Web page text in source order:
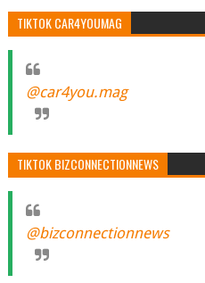
TIKTOK CAR4YOUMAG
@car4you.mag
TIKTOK BIZCONNECTIONNEWS
@bizconnectionnews